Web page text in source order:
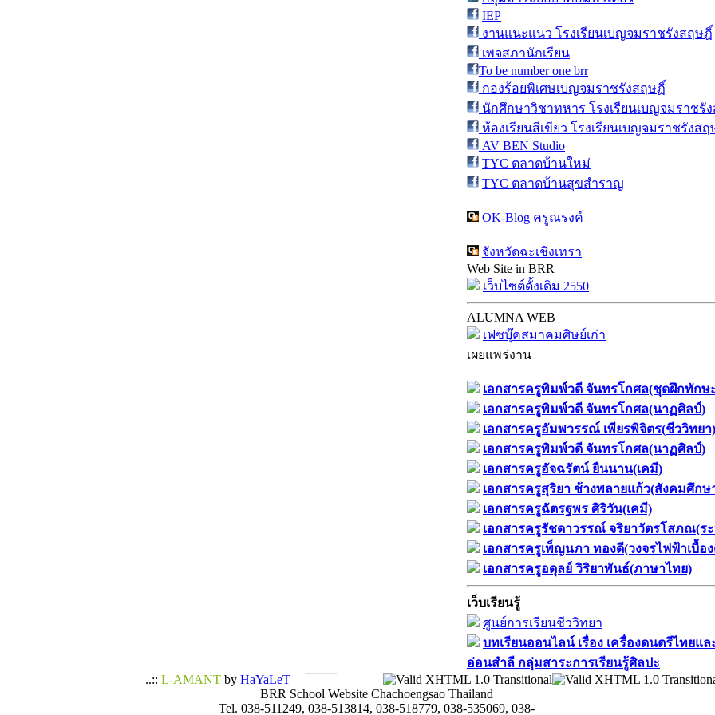
IEP
งานแนะแนว โรงเรียนเบญจมราชรังสฤษฎิ์
เพจสภานักเรียน
To be number one brr
กองร้อยพิเศษเบญจมราชรังสฤษฏิ์
นักศึกษาวิชาทหาร โรงเรียนเบญจมราชรั
ห้องเรียนสีเขียว โรงเรียนเบญจมราชรังสฤ
AV BEN Studio
TYC ตลาดบ้านใหม่
TYC ตลาดบ้านสุขสำราญ
OK-Blog ครูณรงค์
จังหวัดฉะเชิงเทรา
Web Site in BRR
เว็บไซต์ดั้งเดิม 2550
ALUMNA WEB
เฟซบุ๊คสมาคมศิษย์เก่า
เผยแพร่งาน
เอกสารครูพิมพ์วดี จันทรโกศล(ชุดฝึกทักษ
เอกสารครูพิมพ์วดี จันทรโกศล(นาฏศิลป์)
เอกสารครูอัมพวรรณ์ เพียรพิจิตร(ชีววิทยา)
เอกสารครูพิมพ์วดี จันทรโกศล(นาฏศิลป์)
เอกสารครูอัจฉรัตน์ ยืนนาน(เคมี)
เอกสารครูสุริยา ช้างพลายแก้ว(สังคมศึกษ
เอกสารครูฉัตรฐพร ศิริวัน(เคมี)
เอกสารครูรัชดาวรรณ์ จริยาวัตรโสภณ(ร
เอกสารครูเพ็ญนภา ทองดี(วงจรไฟฟ้าเบื้อ
เอกสารครูอดุลย์ วิริยาพันธ์(ภาษาไทย)
เว็บเรียนรู้
ศูนย์การเรียนชีววิทยา
บทเรียนออนไลน์​ เรื่อง​ เครื่องดนตรีไทย
อ่อนสำลี​ กลุ่มสาระการเรียนรู้ศิลปะ
..:: L-AMANT by HaYaLeT
BRR School Website Chachoengsao Thailand
Tel. 038-511249, 038-513814, 038-518779, 038-535069, 038-